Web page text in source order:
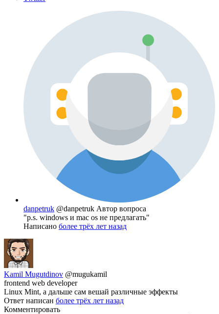
danpetruk @danpetruk Автор вопроса
"p.s. windows и mac os не предлагать"
Написано более трёх лет назад
Kamil Mugutdinov @mugukamil
frontend web developer
Linux Mint, а дальше сам вешай различные эффекты
Ответ написан более трёх лет назад
Комментировать